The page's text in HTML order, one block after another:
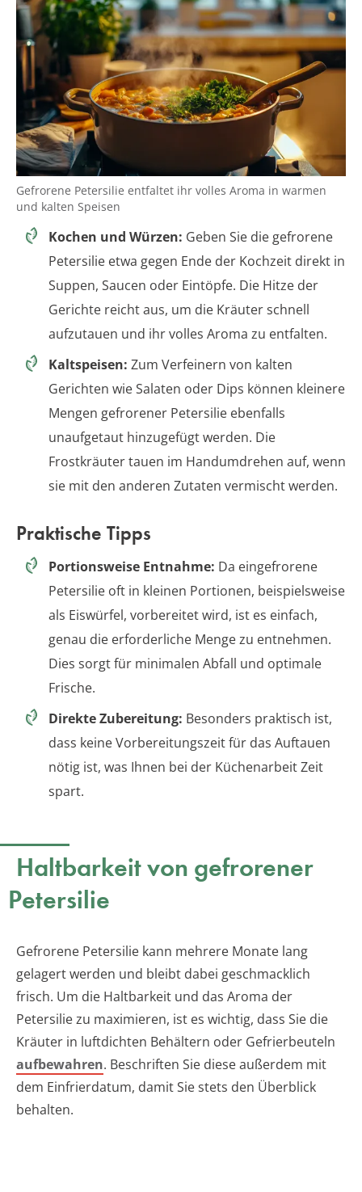
Gefrorene Petersilie entfaltet ihr volles Aroma in warmen
und kalten Speisen
Kochen und Würzen: Geben Sie die gefrorene
Petersilie etwa gegen Ende der Kochzeit direkt in
Suppen, Saucen oder Eintöpfe. Die Hitze der
Gerichte reicht aus, um die Kräuter schnell
aufzutauen und ihr volles Aroma zu entfalten.
Kaltspeisen: Zum Verfeinern von kalten
Gerichten wie Salaten oder Dips können kleinere
Mengen gefrorener Petersilie ebenfalls
unaufgetaut hinzugefügt werden. Die
Frostkräuter tauen im Handumdrehen auf, wenn
sie mit den anderen Zutaten vermischt werden.
Praktische Tipps
Portionsweise Entnahme: Da eingefrorene
Petersilie oft in kleinen Portionen, beispielsweise
als Eiswürfel, vorbereitet wird, ist es einfach,
genau die erforderliche Menge zu entnehmen.
Dies sorgt für minimalen Abfall und optimale
Frische.
Direkte Zubereitung: Besonders praktisch ist,
dass keine Vorbereitungszeit für das Auftauen
nötig ist, was Ihnen bei der Küchenarbeit Zeit
spart.
Haltbarkeit von gefrorener
Petersilie
Gefrorene Petersilie kann mehrere Monate lang
gelagert werden und bleibt dabei geschmacklich
frisch. Um die Haltbarkeit und das Aroma der
Petersilie zu maximieren, ist es wichtig, dass Sie die
Kräuter in luftdichten Behältern oder Gefrierbeuteln
aufbewahren. Beschriften Sie diese außerdem mit
dem Einfrierdatum, damit Sie stets den Überblick
behalten.